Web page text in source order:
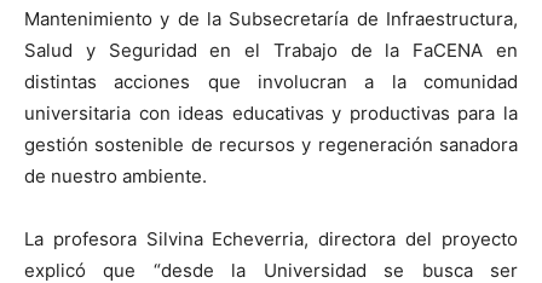
Mantenimiento y de la Subsecretaría de Infraestructura,
Salud y Seguridad en el Trabajo de la FaCENA en
distintas acciones que involucran a la comunidad
universitaria con ideas educativas y productivas para la
gestión sostenible de recursos y regeneración sanadora
de nuestro ambiente.
La profesora Silvina Echeverria, directora del proyecto
explicó que “desde la Universidad se busca ser